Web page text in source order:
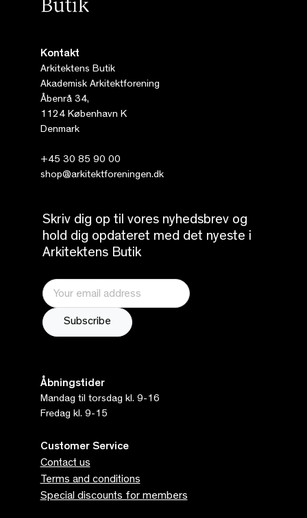
Kontakt
Arkitektens Butik
Akademisk Arkitektforening
Åbenrå 34,
1124 København K
Denmark
+45 30 85 90 00
shop@arkitektforeningen.dk
Skriv dig op til vores nyhedsbrev og
hold dig opdateret med det nyeste i
Arkitektens Butik
Åbningstider
Mandag til torsdag kl. 9-16
Fredag kl. 9-15
Customer Service
Contact us
Terms and conditions
Special discounts for members